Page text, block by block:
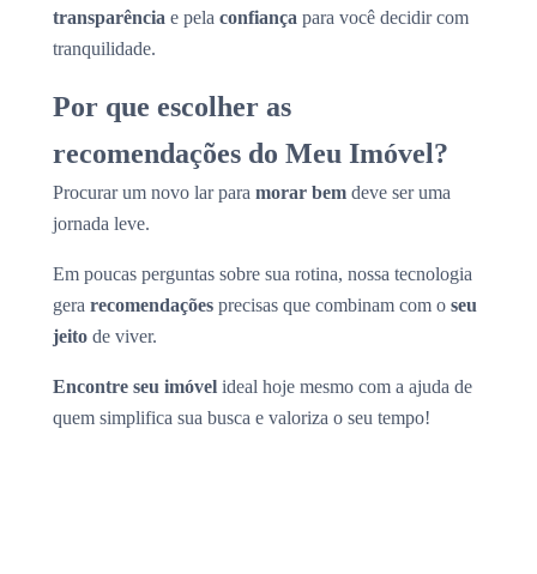
transparência e pela confiança para você decidir com
tranquilidade.
Por que escolher as
recomendações do Meu Imóvel?
Procurar um novo lar para morar bem deve ser uma
jornada leve.
Em poucas perguntas sobre sua rotina, nossa tecnologia
gera recomendações precisas que combinam com o seu
jeito de viver.
Encontre seu imóvel ideal hoje mesmo com a ajuda de
quem simplifica sua busca e valoriza o seu tempo!